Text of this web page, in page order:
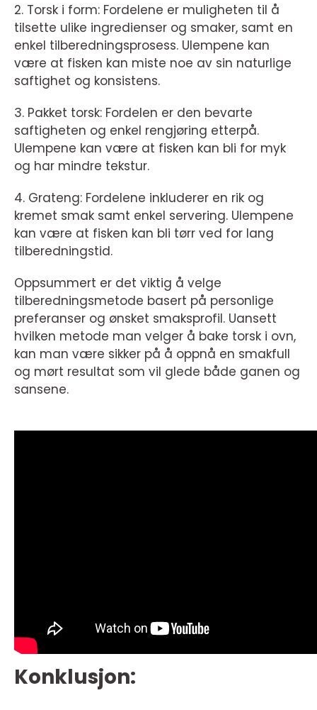
2. Torsk i form: Fordelene er muligheten til å
tilsette ulike ingredienser og smaker, samt en
enkel tilberedningsprosess. Ulempene kan
være at fisken kan miste noe av sin naturlige
saftighet og konsistens.
3. Pakket torsk: Fordelen er den bevarte
saftigheten og enkel rengjøring etterpå.
Ulempene kan være at fisken kan bli for myk
og har mindre tekstur.
4. Grateng: Fordelene inkluderer en rik og
kremet smak samt enkel servering. Ulempene
kan være at fisken kan bli tørr ved for lang
tilberedningstid.
Oppsummert er det viktig å velge
tilberedningsmetode basert på personlige
preferanser og ønsket smaksprofil. Uansett
hvilken metode man velger å bake torsk i ovn,
kan man være sikker på å oppnå en smakfull
og mørt resultat som vil glede både ganen og
sansene.
Konklusjon: